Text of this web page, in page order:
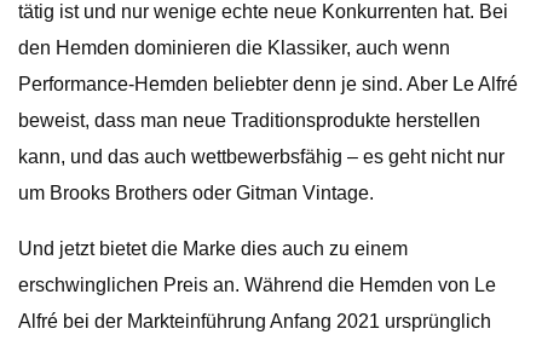
tätig ist und nur wenige echte neue Konkurrenten hat. Bei
den Hemden dominieren die Klassiker, auch wenn
Performance-Hemden beliebter denn je sind. Aber Le Alfré
beweist, dass man neue Traditionsprodukte herstellen
kann, und das auch wettbewerbsfähig – es geht nicht nur
um Brooks Brothers oder Gitman Vintage.
Und jetzt bietet die Marke dies auch zu einem
erschwinglichen Preis an. Während die Hemden von Le
Alfré bei der Markteinführung Anfang 2021 ursprünglich